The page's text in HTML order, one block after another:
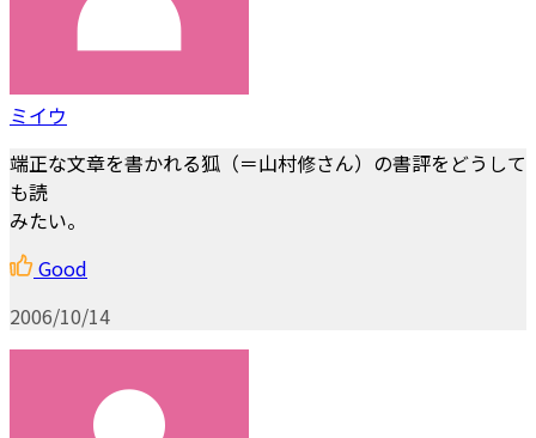
ミイウ
端正な文章を書かれる狐（＝山村修さん）の書評をどうして
も読
みたい。
Good
2006/10/14